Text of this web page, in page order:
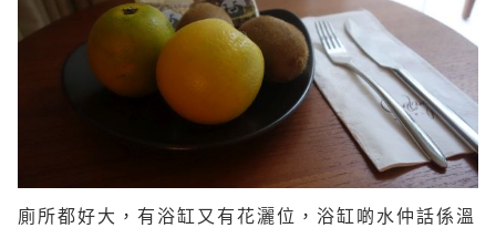
廁所都好大，有浴缸又有花灑位，浴缸啲水仲話係溫